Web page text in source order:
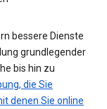
bessere Dienste
grundlegender
bis hin zu
die Sie
denen Sie online